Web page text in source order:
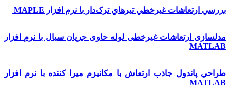
بررسي ارتعاشات غيرخطي تير‌هاي ترک‌دار با نرم افزار MAPLE
مدلسازی ارتعاشات غیرخطی لوله حاوی جریان سیال با نرم افزار
MATLAB
طراحي پاندول جاذب ارتعاش با مكانيزم ميرا كننده با نرم افزار
MATLAB